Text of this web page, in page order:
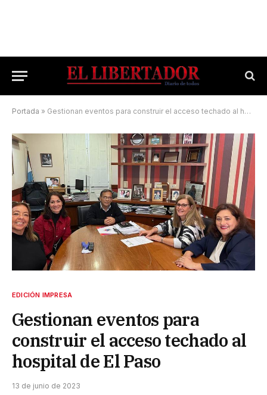
Portada » Gestionan eventos para construir el acceso techado al hospital de El Paso
EDICIÓN IMPRESA
Gestionan eventos para
construir el acceso techado al
hospital de El Paso
13 de junio de 2023